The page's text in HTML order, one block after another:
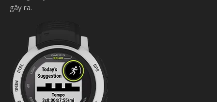
gây ra.